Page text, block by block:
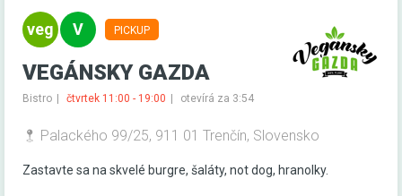
PICKUP
VEGÁNSKY GAZDA
Bistro čtvrtek 11:00 - 19:00 otevírá za 3:54
Palackého 99/25, 911 01 Trenčín, Slovensko
Zastavte sa na skvelé burgre, šaláty, not dog, hranolky.